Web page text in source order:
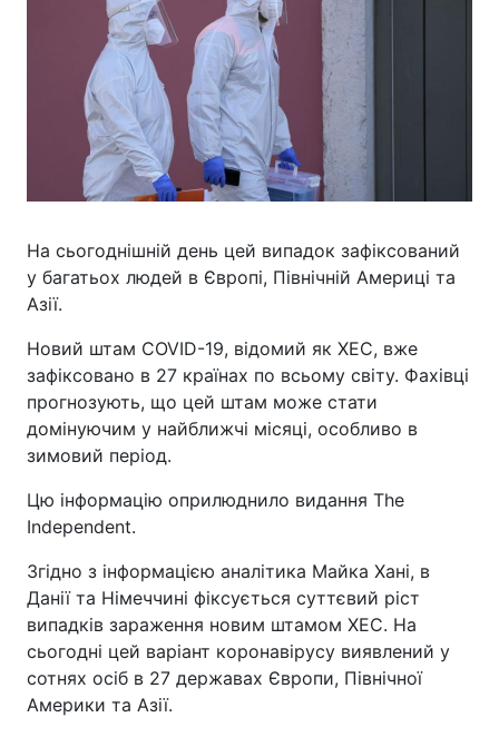
На сьогоднішній день цей випадок зафіксований
у багатьох людей в Європі, Північній Америці та
Азії.
Новий штам COVID-19, відомий як XEC, вже
зафіксовано в 27 країнах по всьому світу. Фахівці
прогнозують, що цей штам може стати
домінуючим у найближчі місяці, особливо в
зимовий період.
Цю інформацію оприлюднило видання The
Independent.
Згідно з інформацією аналітика Майка Хані, в
Данії та Німеччині фіксується суттєвий ріст
випадків зараження новим штамом XEC. На
сьогодні цей варіант коронавірусу виявлений у
сотнях осіб в 27 державах Європи, Північної
Америки та Азії.